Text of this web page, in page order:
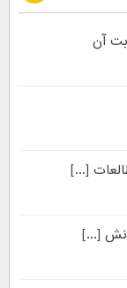
آن
[...]
[...]